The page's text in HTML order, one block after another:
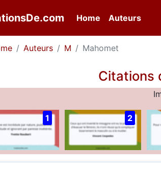
Home (current)
Auteurs
Auteurs M Mahomet
Citations
1 2